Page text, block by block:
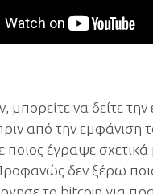
μπορείτε να δείτε την
από την εμφάνιση
ποιος έγραψε σχετικά
δεν ξέρω